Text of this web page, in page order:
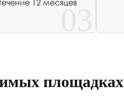
12 месяцев
площадках